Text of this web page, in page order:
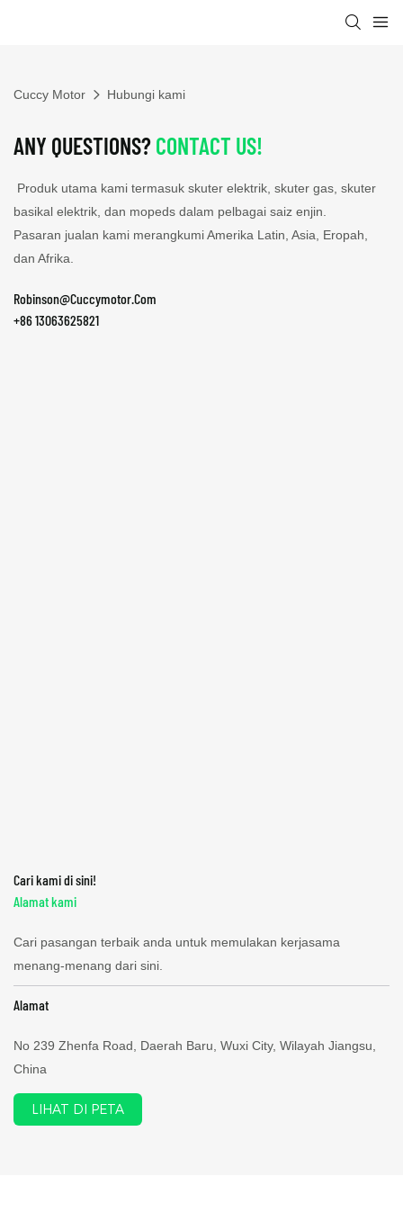
Cuccy Motor Hubungi kami
ANY QUESTIONS?CONTACT US!
Produk utama kami termasuk skuter elektrik, skuter gas, skuter
basikal elektrik, dan mopeds dalam pelbagai saiz enjin.
Pasaran jualan kami merangkumi Amerika Latin, Asia, Eropah,
dan Afrika.
Robinson@Cuccymotor.Com
+86 13063625821
Cari kami di sini!
Alamat kami
Cari pasangan terbaik anda untuk memulakan kerjasama
menang-menang dari sini.
Alamat
No 239 Zhenfa Road, Daerah Baru, Wuxi City, Wilayah Jiangsu,
China
LIHAT DI PETA